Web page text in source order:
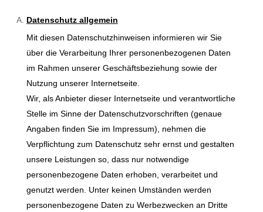
Datenschutz allgemein
Mit diesen Datenschutzhinweisen informieren wir Sie
über die Verarbeitung Ihrer personenbezogenen Daten
im Rahmen unserer Geschäftsbeziehung sowie der
Nutzung unserer Internetseite.
Wir, als Anbieter dieser Internetseite und verantwortliche
Stelle im Sinne der Datenschutzvorschriften (genaue
Angaben finden Sie im Impressum), nehmen die
Verpflichtung zum Datenschutz sehr ernst und gestalten
unsere Leistungen so, dass nur notwendige
personenbezogene Daten erhoben, verarbeitet und
genutzt werden. Unter keinen Umständen werden
personenbezogene Daten zu Werbezwecken an Dritte